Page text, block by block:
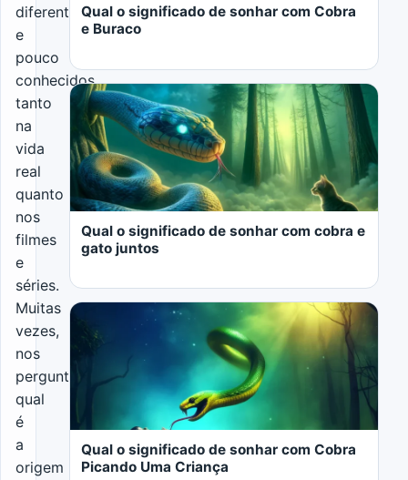
diferentes
e
pouco
conhecidos,
tanto
na
vida
real
quanto
nos
filmes
e
séries.
Muitas
vezes,
nos
perguntamos
qual
é
a
origem
Qual o significado de sonhar com Cobra
e Buraco
LER MAIS
Qual o significado de sonhar com cobra e
gato juntos
Qual o significado de sonhar com Cobra
Picando Uma Criança